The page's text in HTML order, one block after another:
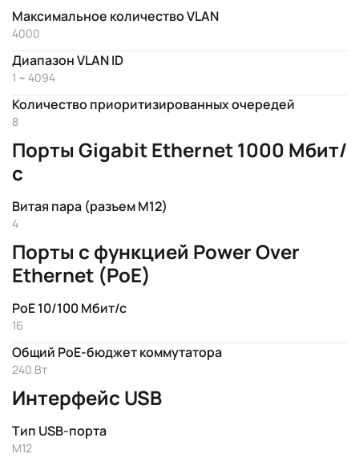
Максимальное количество VLAN
4000
Диапазон VLAN ID
1 ~ 4094
Количество приоритизированных очередей
8
Порты Gigabit Ethernet 1000 Мбит/
с
Витая пара (разъем M12)
4
Порты с функцией Power Over
Ethernet (PoE)
PoE 10/100 Мбит/с
16
Общий PoE-бюджет коммутатора
240 Вт
Интерфейс USB
Тип USB-порта
M12